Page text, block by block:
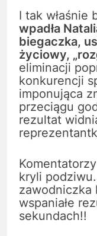
I tak właśnie
wpadła
biegaczka,
życiowy,
eliminacji
konkurencji
imponująca
przeciągu
rezultat
kryli
zawodniczka
wspaniałe
sekundach!!